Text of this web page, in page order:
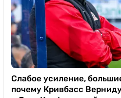
Слабое усиление,
почему Кривбасс